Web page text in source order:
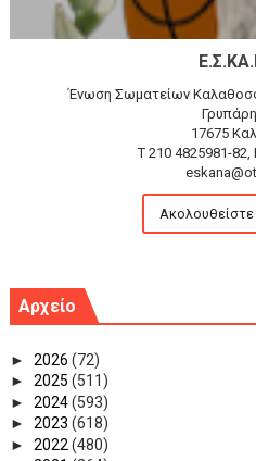
Ένωση Σωματείων
17675
T 210 4825981-82,
Αρχείο
► 2026 (72)
► 2025 (511)
► 2024(593)
► 2023 (618)
► 2022 (480)